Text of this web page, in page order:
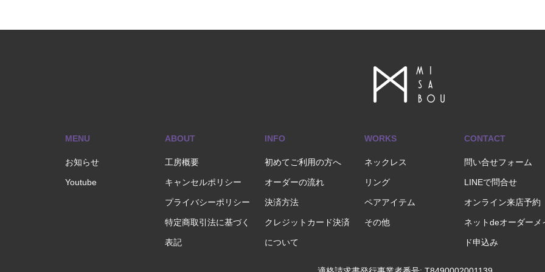
MENU
お知らせ
Youtube
ABOUT
工房概要
キャンセルポリシー
プライバシーポリシー
特定商取引法に基づく
表記
INFO
初めてご利用の方へ
オーダーの流れ
決済方法
クレジットカード決済
について
WORKS
ネックレス
リング
ペアアイテム
その他
CONTACT
問い合せフォーム
LINEで問合せ
オンライン来店予約
ネットdeオーダーメ
ド申込み